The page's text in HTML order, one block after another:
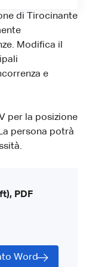
di Tirocinante
Modifica il
e
per la posizione
persona potrà
PDF
Word